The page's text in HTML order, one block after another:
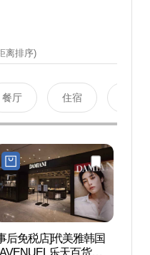
离排序)
餐厅 住宿
后免税店]玳美雅韩国
_AVENUEL乐天百货蚕室